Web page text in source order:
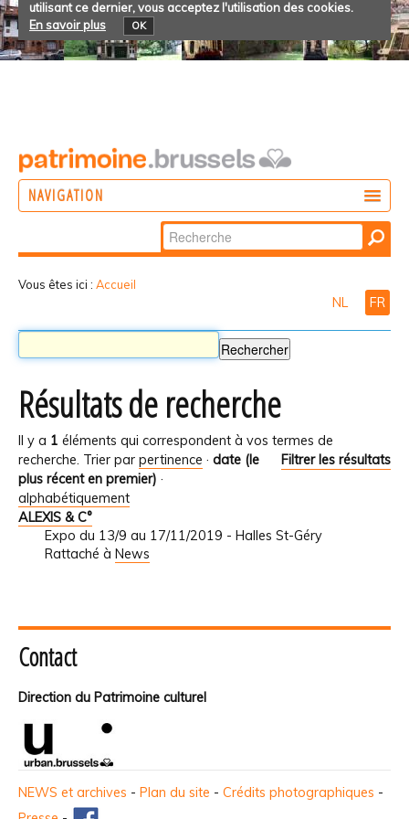
utilisant ce dernier, vous acceptez l'utilisation des cookies.
En savoir plus
OK
NAVIGATION
Chercher par
Recherche
Vous êtes ici : Accueil
NL FR
Résultats de recherche
Il y a 1 éléments qui correspondent à vos termes de
recherche.
Filtrer les résultats
Trier par pertinence · date (le
plus récent en premier) ·
alphabétiquement
ALEXIS & C°
Expo du 13/9 au 17/11/2019 - Halles St-Géry
Rattaché à News
Contact
Direction du Patrimoine culturel
NEWS et archives - Plan du site - Crédits photographiques -